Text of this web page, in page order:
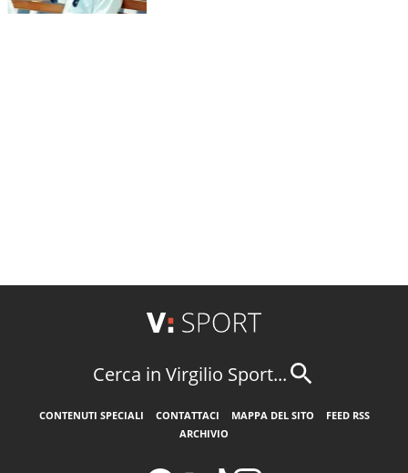
Cerca in Virgilio Sport...
CONTENUTI SPECIALI CONTATTACI MAPPA DEL SITO
FEED RSS
ARCHIVIO